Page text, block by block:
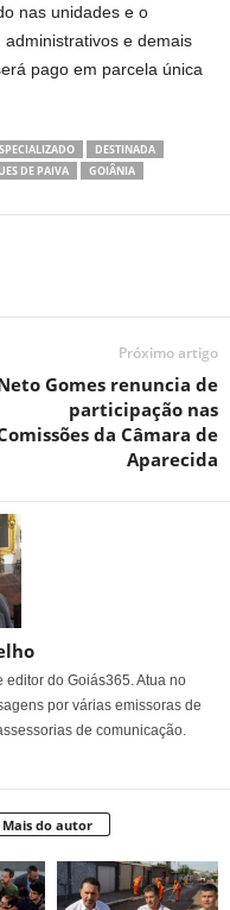
nas unidades e o
e demais
pago em parcela única
DESTINADA
DE PAIVA
GOIÂNIA
Próximo artigo
Gomes renuncia de
participação nas
da Câmara de
Aparecida
do Goiás365. Atua no
por várias emissoras de
de comunicação.
Mais do autor